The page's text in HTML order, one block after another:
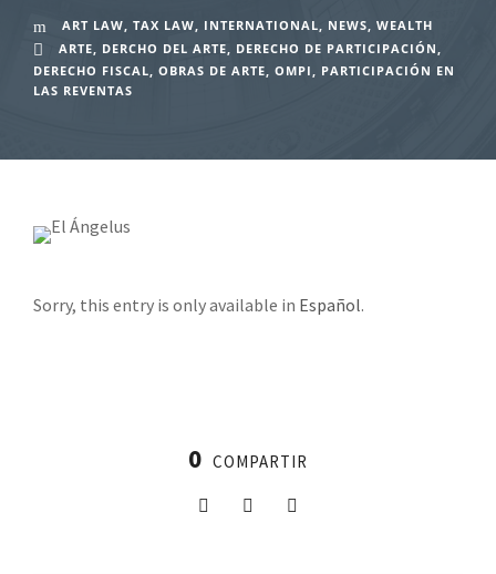
ART LAW, TAX LAW, INTERNATIONAL, NEWS, WEALTH
ARTE, DERCHO DEL ARTE, DERECHO DE PARTICIPACIÓN,
DERECHO FISCAL OBRAS DE ARTE OMPI
PARTICIPACIÓN EN
LAS REVENTAS
Sorry, this entry is only available in Español.
0 COMPARTIR